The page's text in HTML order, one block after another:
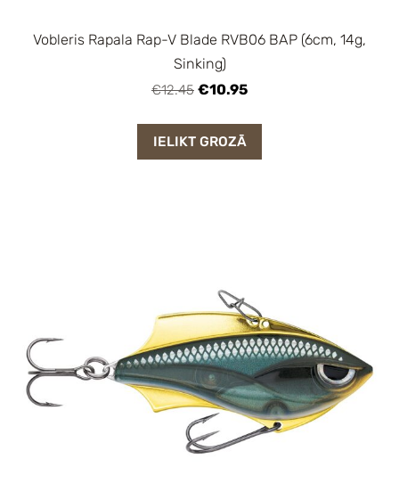
Vobleris Rapala Rap-V Blade RVB06 BAP (6cm, 14g,
Sinking)
€12.45 €10.95
IELIKT GROZĀ